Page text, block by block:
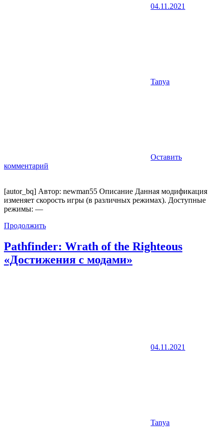
04.11.2021
Tanya
Оставить
комментарий
[autor_bq] Автор: newman55 Описание Данная модификация
изменяет скорость игры (в различных режимах). Доступные
режимы: —
Продолжить
Pathfinder: Wrath of the Righteous
«Достижения с модами»
04.11.2021
Tanya